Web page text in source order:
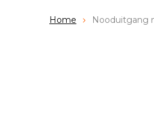
Home Nooduitgang